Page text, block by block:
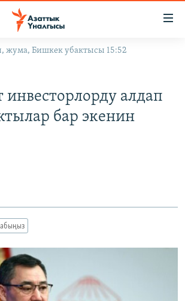
жума, Бишкек убактысы 15:52
инвесторлорду алдап
бар экенин